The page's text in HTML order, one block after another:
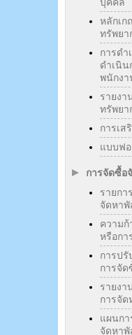
บุคคล
หลักเ
ทรัพยา
การดำ
ดำเนิ
พนักงา
รายง
ทรัพยา
การเส
แบบฟ
การจัดซื้อ
รายกา
จัดหาพั
ความก้
หรือกา
การปรั
การจัด
รายงา
การจัด
แผนกา
จัดหาพั